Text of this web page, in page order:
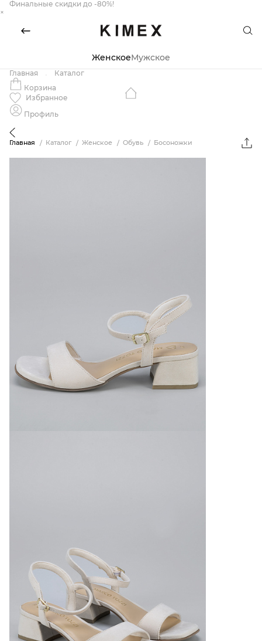
Финальные скидки до -80%!
×
ЖенскоеМужское
Главная
Каталог
Корзина
Избранное
Профиль
Главная Каталог Женское Обувь Босоножки